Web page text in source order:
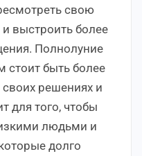
свою
выстроить более
Полнолуние
стоит быть более
решениях и
для того, чтобы
людьми и
долго